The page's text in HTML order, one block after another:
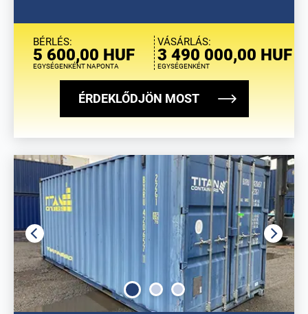
BÉRLÉS:
5 600,00 HUF
EGYSÉGENKÉNT NAPONTA
VÁSÁRLÁS:
3 490 000,00 HUF
EGYSÉGENKÉNT
ÉRDEKLŐDJÖN MOST